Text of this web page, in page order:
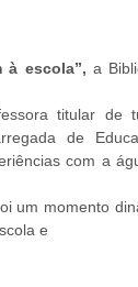
à escola”, a
titular de
de
com a
um momento
e